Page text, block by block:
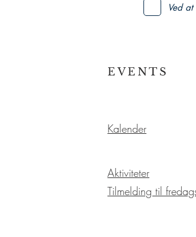
Ved
EVENTS
Kalender
Aktiviteter
Tilmelding til